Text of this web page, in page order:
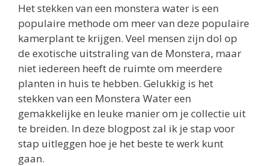
Het stekken van een monstera water is een
populaire methode om meer van deze populaire
kamerplant te krijgen. Veel mensen zijn dol op
de exotische uitstraling van de Monstera, maar
niet iedereen heeft de ruimte om meerdere
planten in huis te hebben. Gelukkig is het
stekken van een Monstera Water een
gemakkelijke en leuke manier om je collectie uit
te breiden. In deze blogpost zal ik je stap voor
stap uitleggen hoe je het beste te werk kunt
gaan.